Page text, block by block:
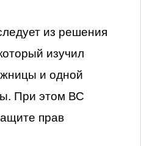
из решения
изучил
и одной
При этом ВС
прав